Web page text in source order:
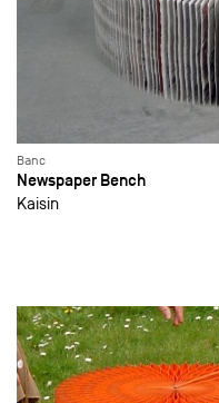
Banc
Newspaper Bench
Kaisin